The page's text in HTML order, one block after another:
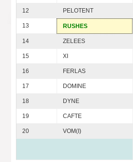
12 PELOTENT
13 RUSHES
14 ZELEES
15 XI
16 FERLAS
17 DOMINE
18 DYNE
19 CAFTE
20 VOM(I)